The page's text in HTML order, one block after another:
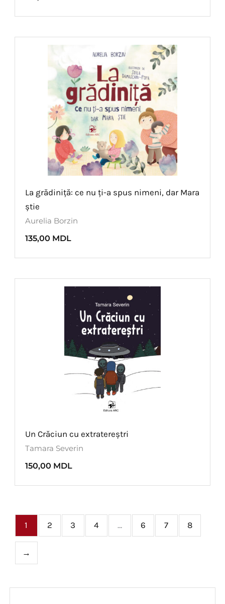
La grădiniță: ce nu ți-a spus nimeni, dar Mara
știe
Aurelia Borzin
135,00 MDL
Un Crăciun cu extratereștri
Tamara Severin
150,00 MDL
1 2 3 4 … 6 7 8
→